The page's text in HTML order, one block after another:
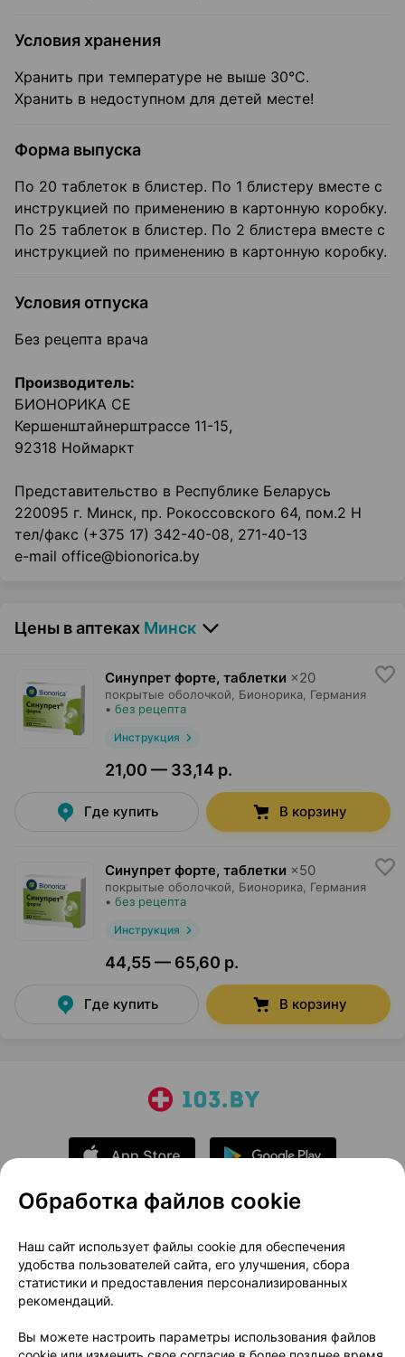
Условия хранения
Хранить при температуре не выше 30°С.
Хранить в недоступном для детей месте!
Форма выпуска
По 20 таблеток в блистер. По 1 блистеру вместе с
инструкцией по применению в картонную коробку.
По 25 таблеток в блистер. По 2 блистера вместе с
инструкцией по применению в картонную коробку.
Условия отпуска
Без рецепта врача
Производитель:
БИОНОРИКА СЕ
Кершенштайнерштрассе 11-15,
92318 Ноймаркт
Представительство в Республике Беларусь
220095 г. Минск, пр. Рокоссовского 64, пом.2 Н
тел/факс (+375 17) 342-40-08, 271-40-13
e-mail office@bionorica.by
Цены в аптеках Минск
Синупрет форте, таблетки ×20
покрытые оболочкой, Бионорика, Германия
• без рецепта
Инструкция
21,00 — 33,14 р.
Где купить В корзину
Синупрет форте, таблетки ×50
покрытые оболочкой, Бионорика, Германия
• без рецепта
Инструкция
44,55 — 65,60 р.
Где купить В корзину
О проекте
Новости проекта
Размещение рекламы
Медицинский маркетинг
Публичный договор
Доставка
Способы оплаты
Вакансии Партнеры
Обработка файлов cookie
Наш сайт использует файлы cookie для обеспечения
удобства пользователей сайта, его улучшения, сбора
статистики и предоставления персонализированных
рекомендаций.
Вы можете настроить параметры использования файлов